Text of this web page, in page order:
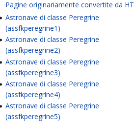
Pagine originariamente convertite da HT
Astronave di classe Peregrine
(assfkperegrine1)
Astronave di classe Peregrine
(assfkperegrine2)
Astronave di classe Peregrine
(assfkperegrine3)
Astronave di classe Peregrine
(assfkperegrine4)
Astronave di classe Peregrine
(assfkperegrine5)